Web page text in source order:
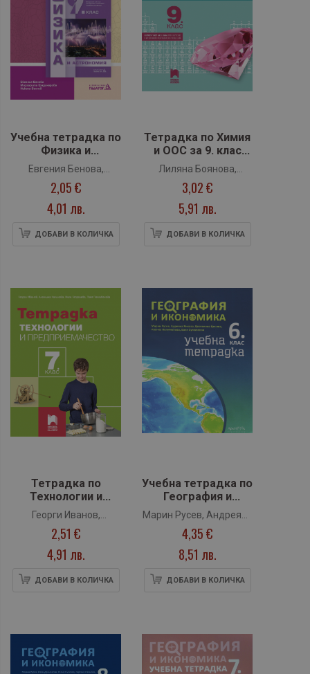
Учебна тетрадка по
Физика и
астрономия за 9.
клас (Педагог 6)
Евгения Бенова,
Маргарита
Градинарова, Никола
Велчев
2,05 €
4,01 лв.
ДОБАВИ В КОЛИЧКА
Тетрадка по Химия
и ООС за 9. клас
(Просвета Плюс)
Лиляна Боянова,
Красимир Николов,
Ивайло Ушагелов,
Емилия Тодорова
3,02 €
5,91 лв.
ДОБАВИ В КОЛИЧКА
Тетрадка по
Технологии и
предприемачество
за 7. клас
(Просвета Плюс)
Георги Иванов,
Ангелина Калинова,
Нели Георгиева, Таня
Пехливанова
2,51 €
4,91 лв.
ДОБАВИ В КОЛИЧКА
Учебна тетрадка по
География и
икономика за 6.
клас (Архимед)
Марин Русев, Андреяна
Янкова, Цветелина
Ценова, Иванка
Полименова, Ваня
Сулеменко
4,35 €
8,51 лв.
ДОБАВИ В КОЛИЧКА